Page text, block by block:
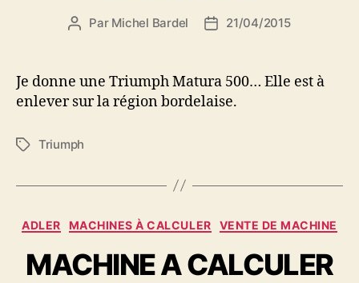
Auteur
Par Michel Bardel
Date21/04/2015
Je donne une Triumph Matura 500… Elle est à
enlever sur la région bordelaise.
Étiquettes
Triumph
Catégories
ADLER MACHINES À CALCULER VENTE DE MACHINE
MACHINE A CALCULER